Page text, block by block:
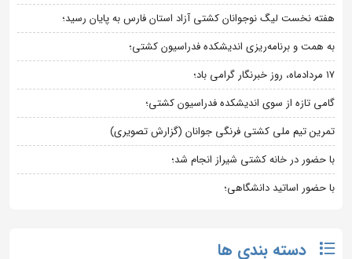
هفته نخست لیگ نوجوانان کشتی آزاد استان فارس به پایان رسید؛
به همت و برنامه‌ریزی اندیشکده فدراسیون کشتی؛
۱۷ مردادماه، روز خبرنگار گرامی باد؛
گامی تازه از سوی اندیشکده فدراسیون کشتی؛
تمرین تیم ملی کشتی فرنگی جوانان (گزارش تصویری)
با حضور در خانه کشتی شیراز انجام شد؛
با حضور اساتید دانشگاهی؛
دسته بندی ها